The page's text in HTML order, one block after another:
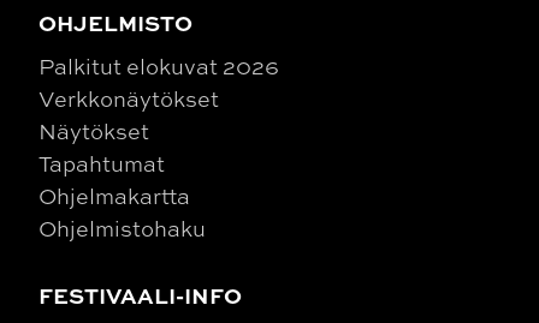
OHJELMISTO
Palkitut elokuvat 2026
Verkkonäytökset
Näytökset
Tapahtumat
Ohjelmakartta
Ohjelmistohaku
FESTIVAALI-INFO